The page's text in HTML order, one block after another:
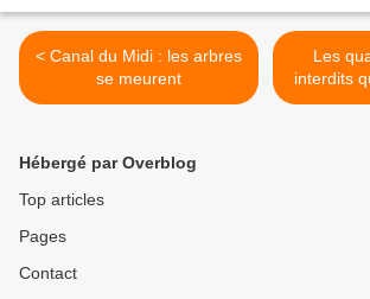
< Canal du Midi : les arbres
se meurent
Les
interdits
Hébergé par Overblog
Top articles
Pages
Contact